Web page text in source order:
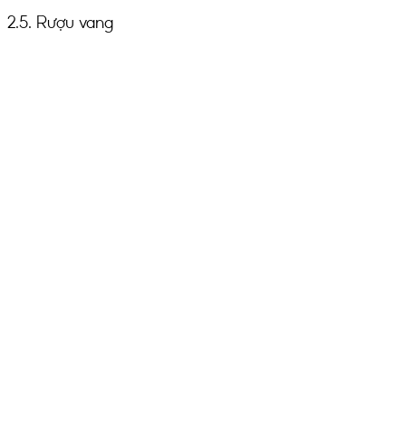
2.5. Rượu vang